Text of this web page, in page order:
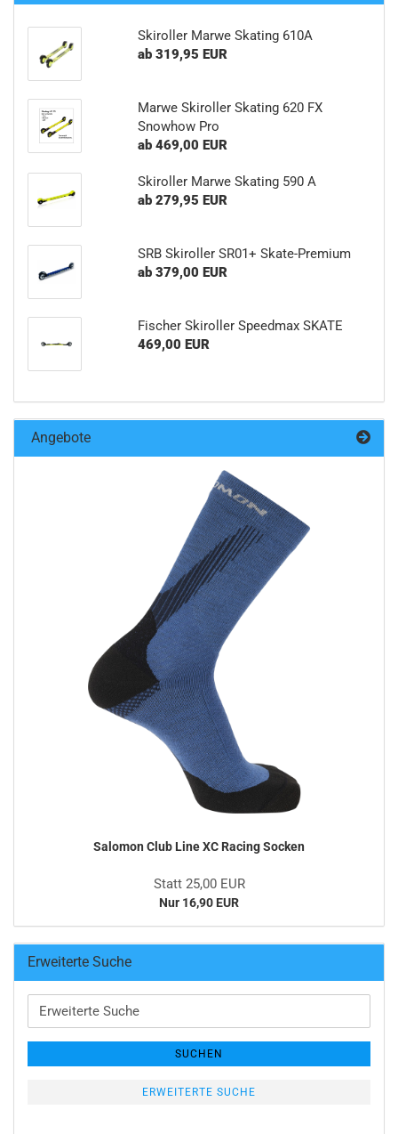
Skiroller Marwe Skating 610A
ab 319,95 EUR
Marwe Skiroller Skating 620 FX
Snowhow Pro
ab 469,00 EUR
Skiroller Marwe Skating 590 A
ab 279,95 EUR
SRB Skiroller SR01+ Skate-Premium
ab 379,00 EUR
Fischer Skiroller Speedmax SKATE
469,00 EUR
Angebote
Salomon Club Line XC Racing Socken
Statt 25,00 EUR
Nur 16,90 EUR
Erweiterte Suche
Erweiterte
Suche
SUCHEN
ERWEITERTE SUCHE